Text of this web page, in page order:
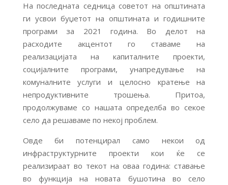
На последната седница советот на општината
ги усвои буџетот на општината и годишните
програми за 2021 година. Во делот на
расходите акцентот го ставаме на
реализацијата на капиталните проекти,
социјалните програми, унапредување на
комуналните услуги и целосно кратење на
непродуктивните трошења. Притоа,
продолжуваме со нашата определба во секое
село да решаваме по некој проблем.
Овде би потенцирал само некои од
инфраструктурните проекти кои ќе се
реализираат во текот на оваа година: ставање
во функција на новата бушотина во село